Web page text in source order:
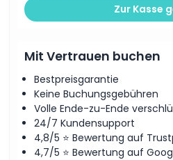
Zur Kasse
Mit Vertrauen buchen
Bestpreisgarantie
Keine Buchungsgebühren
Volle Ende-zu-Ende
24/7 Kundensupport
4,8/5 ⭐ Bewertung auf
4,7/5 ⭐ Bewertung auf